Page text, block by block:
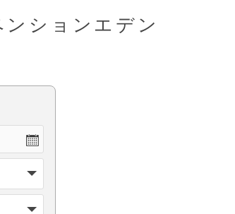
ションエデン